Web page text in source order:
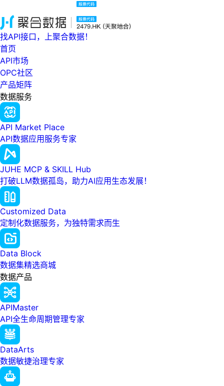
找API接口，上聚合数据！
首页
API市场
OPC社区
产品矩阵
数据服务
API Market Place
API数据应用服务专家
JUHE MCP & SKILL Hub
打破LLM数据孤岛，助力AI应用生态发展！
Customized Data
定制化数据服务，为独特需求而生
Data Block
数据集精选商城
数据产品
APIMaster
API全生命周期管理专家
DataArts
数据敏捷治理专家